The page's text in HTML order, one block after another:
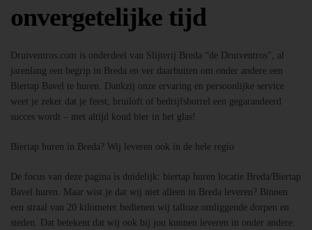
onvergetelijke tijd
Druiventros.com is onderdeel van Slijterij Breda “de Druiventros”, al
jarenlang een begrip in Breda en ver daarbuiten om onder andere een
Biertap Bavel te huren. Dankzij onze ervaring en persoonlijke service
weet je zeker dat je feest, bruiloft of bedrijfsborrel een gegarandeerd
succes wordt – met altijd koud bier in het glas!
Biertap huren in Breda? Wij leveren ook in de hele regio
De focus van deze pagina is duidelijk: biertap huren locatie Breda/Biertap
Bavel huren. Maar wist je dat wij niet alleen in Breda leveren? Binnen
een straal van 20 kilometer bedienen wij talloze omliggende dorpen en
steden. Dat betekent dat wij ook bij jou kunnen leveren in onder andere: